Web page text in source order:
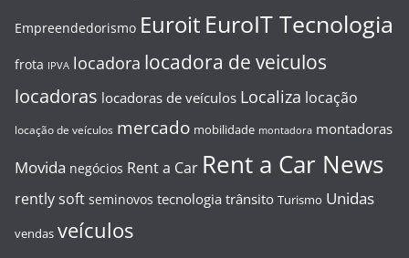
Empreendedorismo Euroit EuroIT Tecnologia
frota IPVA locadora locadora de veiculos
locadoras locadoras de veículos Localiza locação
locação de veículos mercado mobilidade montadora montadoras
Movida negócios Rent a Car Rent a Car News
rently soft seminovos tecnologia trânsito Turismo Unidas
vendas veículos